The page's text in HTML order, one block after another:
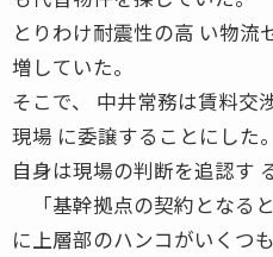
とりわけ耐震性の高 い物流
増していた。
そこで、 中井常務は賃料交
現場 に委譲することにした。
自身は現場の判断を追認す
「基幹拠点の契約となる
に上層部のハンコがいくつ